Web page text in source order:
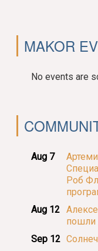
MAKOR
No events are
Aug 7
Роб
Aug 12
пошли
Sep 12